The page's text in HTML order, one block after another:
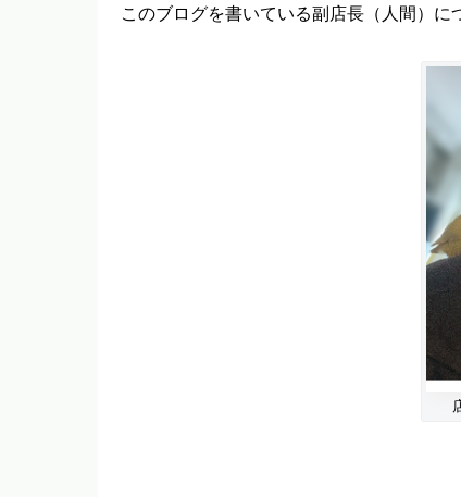
このブログを書いている副店長（人間）に